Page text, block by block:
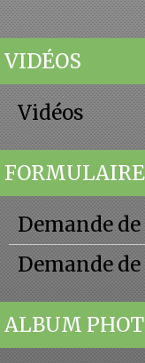
VIDÉOS
Vidéos
Demande
Demande
ALBUM